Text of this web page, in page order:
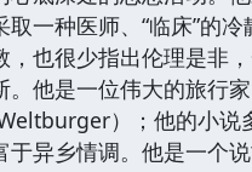
取一种医师、“临床”的
，也很少指出伦理是非
。他是一位伟大的旅行
）；他的小说
于异乡情调。他是一个